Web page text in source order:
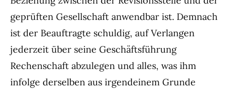
geprüften Gesellschaft anwendbar ist. Demnach
ist der Beauftragte schuldig, auf Verlangen
jederzeit über seine Geschäftsführung
Rechenschaft abzulegen und alles, was ihm
infolge derselben aus irgendeinem Grunde